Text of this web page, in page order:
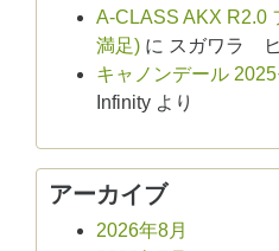
A-CLASS AKX R2.0
満足) に スガワラ
キャノンデール 2025
Infinity より
アーカイブ
2026年8月